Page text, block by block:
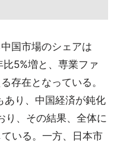
国市場のシェアは
5%増と、専業ファ
存在となっている。
あり、中国経済が鈍化
り、その結果、全体に
いる。一方、日本市